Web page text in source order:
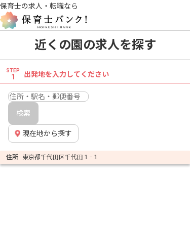
保育士の求人・転職なら
近くの園の求人を探す
STEP
1 出発地を入力してください
検索
現在地から探す
住所 東京都千代田区千代田１−１